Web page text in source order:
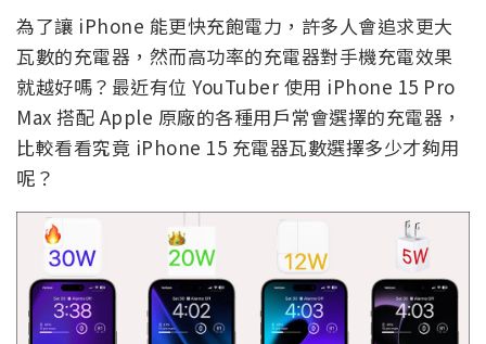
為了讓 iPhone 能更快充飽電力，許多人會追求更大
瓦數的充電器，然而高功率的充電器對手機充電效果
就越好嗎？最近有位 YouTuber 使用 iPhone 15 Pro
Max 搭配 Apple 原廠的各種用戶常會選擇的充電器，
比較看看究竟 iPhone 15 充電器瓦數選擇多少才夠用
呢？